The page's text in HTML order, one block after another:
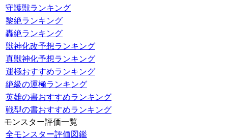
守護獣ランキング
黎絶ランキング
轟絶ランキング
獣神化改予想ランキング
真獣神化予想ランキング
運極おすすめランキング
絶級の運極ランキング
英雄の書おすすめランキング
戦型の書おすすめランキング
モンスター評価一覧
全モンスター評価図鑑